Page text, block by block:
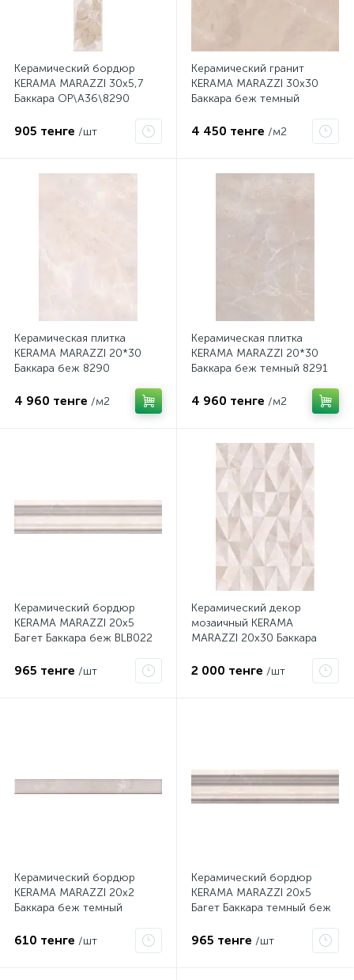
Керамический бордюр
KERAMA MARAZZI 30х5,7
Баккара OP\A36\8290
905 тенге /шт
Керамический гранит
KERAMA MARAZZI 30х30
Баккара беж темный
4 450 тенге /м2
Керамическая плитка
KERAMA MARAZZI 20*30
Баккара беж 8290
4 960 тенге /м2
Керамическая плитка
KERAMA MARAZZI 20*30
Баккара беж темный 8291
4 960 тенге /м2
Керамический бордюр
KERAMA MARAZZI 20х5
Багет Баккара беж BLB022
965 тенге /шт
Керамический декор
мозаичный KERAMA
MARAZZI 20х30 Баккара
2 000 тенге /шт
Керамический бордюр
KERAMA MARAZZI 20х2
Баккара беж темный
610 тенге /шт
Керамический бордюр
KERAMA MARAZZI 20х5
Багет Баккара темный беж
965 тенге /шт